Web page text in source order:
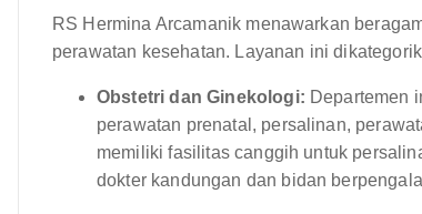
RS Hermina Arcamanik menawarkan
perawatan kesehatan. Layanan ini
Obstetri dan Ginekologi: Departemen
perawatan prenatal, persalinan,
memiliki fasilitas canggih untuk
dokter kandungan dan bidan